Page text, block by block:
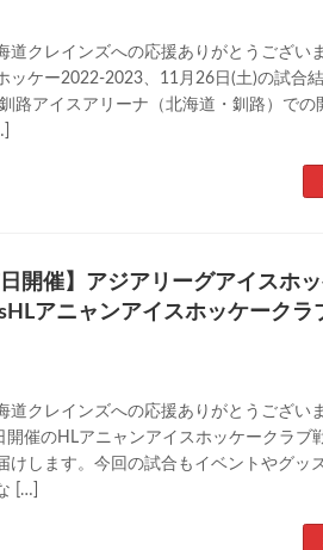
道クレインズへの応援ありがとうござい
ッケー2022-2023、11月26日(土)の試合
路アイスアリーナ（北海道・釧路）での
日開催】アジアリーグアイスホ
アニャンアイスホッケークラ
道クレインズへの応援ありがとうござい
催のHLアニャンアイスホッケークラブ
けします。今回の試合もイベントやグッ
[…]